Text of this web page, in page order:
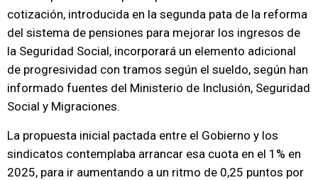
cotización, introducida en la segunda pata de la reforma
del sistema de pensiones para mejorar los ingresos de
la Seguridad Social, incorporará un elemento adicional
de progresividad con tramos según el sueldo, según han
informado fuentes del Ministerio de Inclusión, Seguridad
Social y Migraciones.
La propuesta inicial pactada entre el Gobierno y los
sindicatos contemplaba arrancar esa cuota en el 1% en
2025, para ir aumentando a un ritmo de 0,25 puntos por